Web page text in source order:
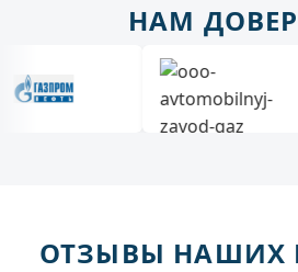
НАМ
ОТЗЫВЫ НАШИХ